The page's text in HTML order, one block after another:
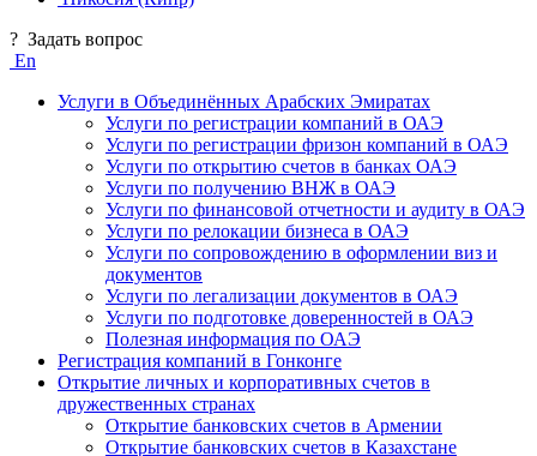
? Задать вопрос
En
Услуги в Объединённых Арабских Эмиратах
Услуги по регистрации компаний в ОАЭ
Услуги по регистрации фризон компаний в ОАЭ
Услуги по открытию счетов в банках ОАЭ
Услуги по получению ВНЖ в ОАЭ
Услуги по финансовой отчетности и аудиту в ОАЭ
Услуги по релокации бизнеса в ОАЭ
Услуги по сопровождению в оформлении виз и
документов
Услуги по легализации документов в ОАЭ
Услуги по подготовке доверенностей в ОАЭ
Полезная информация по ОАЭ
Регистрация компаний в Гонконге
Открытие личных и корпоративных счетов в
дружественных странах
Открытие банковских счетов в Армении
Открытие банковских счетов в Казахстане